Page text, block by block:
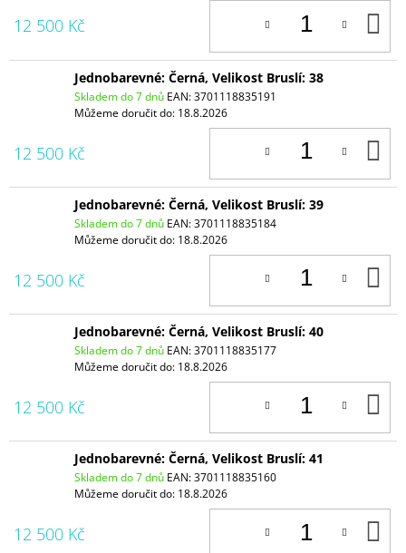
12 500 Kč
Jednobarevné: Černá, Velikost Bruslí: 38
Skladem do 7 dnů EAN:3701118835191
Můžeme doručit do: 18.8.2026
12 500 Kč
Jednobarevné: Černá, Velikost Bruslí: 39
Skladem do 7 dnů EAN:3701118835184
Můžeme doručit do: 18.8.2026
12 500 Kč
Jednobarevné: Černá, Velikost Bruslí: 40
Skladem do 7 dnů EAN:3701118835177
Můžeme doručit do: 18.8.2026
12 500 Kč
Jednobarevné: Černá, Velikost Bruslí: 41
Skladem do 7 dnů EAN:3701118835160
Můžeme doručit do: 18.8.2026
12 500 Kč